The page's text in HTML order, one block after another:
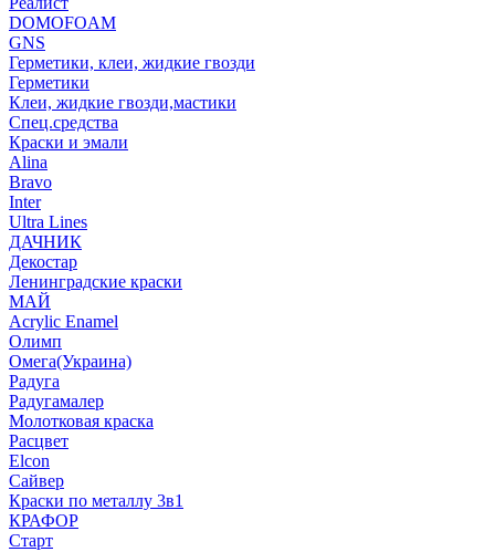
DOMOFOAM
GNS
Герметики, клеи, жидкие гвозди
Герметики
Клеи, жидкие гвозди,мастики
Спец.средства
Краски и эмали
Alina
Bravo
Inter
Ultra Lines
ДАЧНИК
Декостар
Ленинградские краски
МАЙ
Acrylic Enamel
Олимп
Омега(Украина)
Радуга
Радугамалер
Молотковая краска
Расцвет
Elcon
Сайвер
Краски по металлу 3в1
КРАФОР
Старт